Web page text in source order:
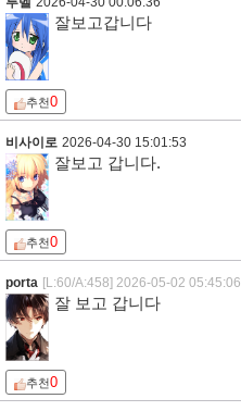
잘보고갑니다
추천0
비사이로 2026-04-30 15:01:53
잘보고 갑니다.
추천0
porta [L:60/A:458] 2026-05-02 05:45:06
잘 보고 갑니다
추천0